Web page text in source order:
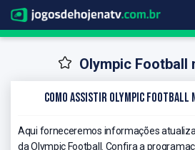
Olympic Football
Como Assistir Olympic Football
Aqui forneceremos informações
da Olympic Football. Confira a